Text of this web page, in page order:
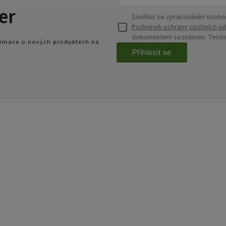
o nových produktech na
Souhlas se zpracováním
Podmínek ochrany osobních
dokumentem seznámen.
Přihlásit se